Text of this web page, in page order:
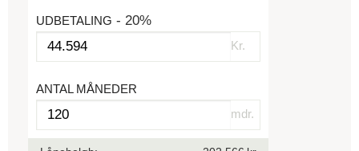
UDBETALING - 20%
Kr.
ANTAL MÅNEDER
mdr.